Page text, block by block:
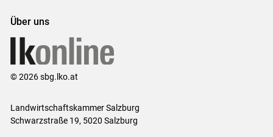
Über uns
© 2026 sbg.lko.at
Landwirtschaftskammer Salzburg
Schwarzstraße 19, 5020 Salzburg